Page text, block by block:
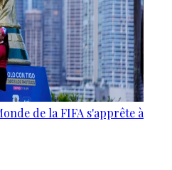
de la FIFA s'apprête à